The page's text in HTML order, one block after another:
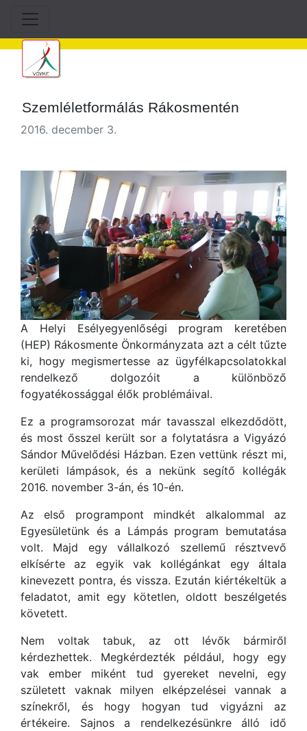
Szemléletformálás Rákosmentén
2016. december 3.
A Helyi Esélyegyenlőségi program keretében
(HEP) Rákosmente Önkormányzata azt a célt tűzte
ki, hogy megismertesse az ügyfélkapcsolatokkal
rendelkező dolgozóit a különböző
fogyatékossággal élők problémáival.
Ez a programsorozat már tavasszal elkezdődött,
és most ősszel került sor a folytatásra a Vigyázó
Sándor Művelődési Házban. Ezen vettünk részt mi,
kerületi lámpások, és a nekünk segítő kollégák
2016. november 3-án, és 10-én.
Az első programpont mindkét alkalommal az
Egyesületünk és a Lámpás program bemutatása
volt. Majd egy vállalkozó szellemű résztvevő
elkísérte az egyik vak kollégánkat egy általa
kinevezett pontra, és vissza. Ezután kiértékeltük a
feladatot, amit egy kötetlen, oldott beszélgetés
követett.
Nem voltak tabuk, az ott lévők bármiről
kérdezhettek. Megkérdezték például, hogy egy
vak ember miként tud gyereket nevelni, egy
született vaknak milyen elképzelései vannak a
színekről, és hogy hogyan tud vigyázni az
értékeire. Sajnos a rendelkezésünkre álló idő